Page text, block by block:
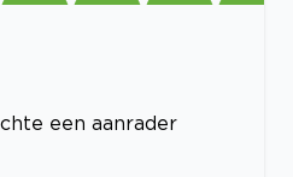
een aanrader